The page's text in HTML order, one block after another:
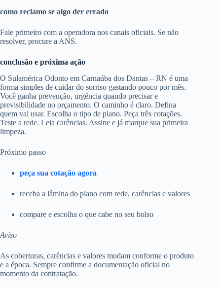
como reclamo se algo der errado
Fale primeiro com a operadora nos canais oficiais. Se não
resolver, procure a ANS.
conclusão e próxima ação
O Sulamérica Odonto em Carnaúba dos Dantas – RN é uma
forma simples de cuidar do sorriso gastando pouco por mês.
Você ganha prevenção, urgência quando precisar e
previsibilidade no orçamento. O caminho é claro. Defina
quem vai usar. Escolha o tipo de plano. Peça três cotações.
Teste a rede. Leia carências. Assine e já marque sua primeira
limpeza.
Próximo passo
peça sua cotação agora
receba a lâmina do plano com rede, carências e valores
compare e escolha o que cabe no seu bolso
Aviso
As coberturas, carências e valores mudam conforme o produto
e a época. Sempre confirme a documentação oficial no
momento da contratação.